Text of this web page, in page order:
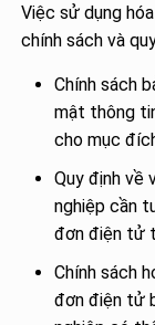
Việc sử dụng
chính sách và
Chính sách
mật thông
cho mục
Quy định về
nghiệp cần
đơn điện tử
Chính sách
đơn điện tử